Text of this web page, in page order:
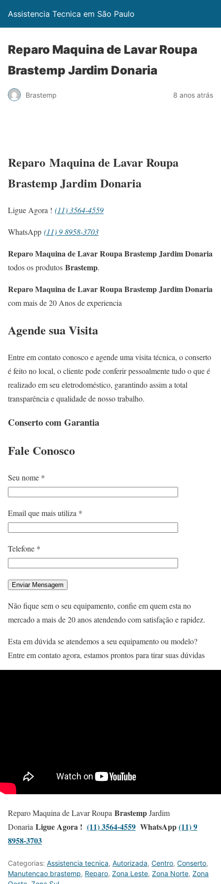
Assistencia Tecnica em São Paulo
Reparo Maquina de Lavar Roupa
Brastemp Jardim Donaria
Brastemp 8 anos atrás
Reparo Maquina de Lavar Roupa
Brastemp Jardim Donaria
Ligue Agora ! (11) 3564-4559
WhatsApp (11) 9 8958-3703
Reparo Maquina de Lavar Roupa Brastemp Jardim Donaria
todos os produtos Brastemp.
Reparo Maquina de Lavar Roupa Brastemp Jardim Donaria
com mais de 20 Anos de experiencia
Agende sua Visita
Entre em contato conosco e agende uma visita técnica, o conserto
é feito no local, o cliente pode conferir pessoalmente tudo o que é
realizado em seu eletrodoméstico, garantindo assim a total
transparência e qualidade de nosso trabalho.
Conserto com Garantia
Fale Conosco
Seu nome *
Email que mais utiliza *
Telefone *
Não fique sem o seu equipamento, confie em quem esta no
mercado a mais de 20 anos atendendo com satisfação e rapidez.
Esta em dúvida se atendemos a seu equipamento ou modelo?
Entre em contato agora, estamos prontos para tirar suas dúvidas
Reparo Maquina de Lavar Roupa BrastempJardim
Donaria Ligue Agora ! (11) 3564-4559 WhatsApp(11) 9
8958-3703
Categorias: Assistencia tecnica, Autorizada, Centro, Conserto,
Manutencao brastemp, Reparo, Zona Leste, Zona Norte, Zona